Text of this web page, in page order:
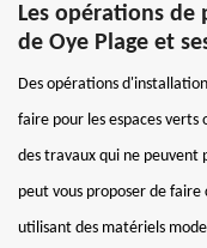
Les opérations de
de Oye Plage et
Des opérations
faire pour les espaces verts
des travaux qui ne peuvent
peut vous proposer de faire
utilisant des matériels